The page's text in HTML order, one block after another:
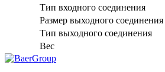
Тип входного соединения
Размер выходного соединения
Тип выходного соединения
Вес